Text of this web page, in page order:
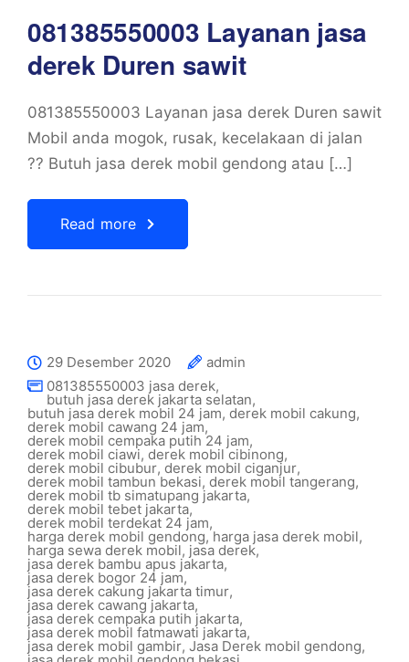
081385550003 Layanan jasa
derek Duren sawit
081385550003 Layanan jasa derek Duren sawit
Mobil anda mogok, rusak, kecelakaan di jalan
?? Butuh jasa derek mobil gendong atau […]
Read more
29 Desember 2020
admin
081385550003 jasa derek,
butuh jasa derek jakarta selatan,
butuh jasa derek mobil 24 jam, derek mobil cakung,
derek mobil cawang 24 jam,
derek mobil cempaka putih 24 jam,
derek mobil ciawi, derek mobil cibinong,
derek mobil cibubur, derek mobil ciganjur,
derek mobil tambun bekasi, derek mobil tangerang,
derek mobil tb simatupang jakarta,
derek mobil tebet jakarta,
derek mobil terdekat 24 jam,
harga derek mobil gendong,harga jasa derek mobil,
harga sewa derek mobil, jasa derek,
jasa derek bambu apus jakarta,
jasa derek bogor 24 jam,
jasa derek cakung jakarta timur,
jasa derek cawang jakarta,
jasa derek cempaka putih jakarta,
jasa derek mobil fatmawati jakarta,
jasa derek mobil gambir, Jasa Derek mobil gendong,